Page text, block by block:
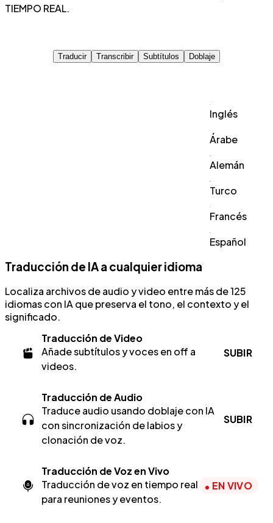
TIEMPO REAL.
Traducir Transcribir Subtítulos Doblaje
Traducción de IA a cualquier idioma
Localiza archivos de audio y video entre más de 125
idiomas con IA que preserva el tono, el contexto y el
significado.
Traducción de Video
Añade subtítulos y voces en off a
videos.
SUBIR
Traducción de Audio
Traduce audio usando doblaje con IA
con sincronización de labios y
clonación de voz.
SUBIR
Traducción de Voz en Vivo
Traducción de voz en tiempo real
para reuniones y eventos.
EN VIVO
Inglés
Árabe
Alemán
Turco
Francés
Español